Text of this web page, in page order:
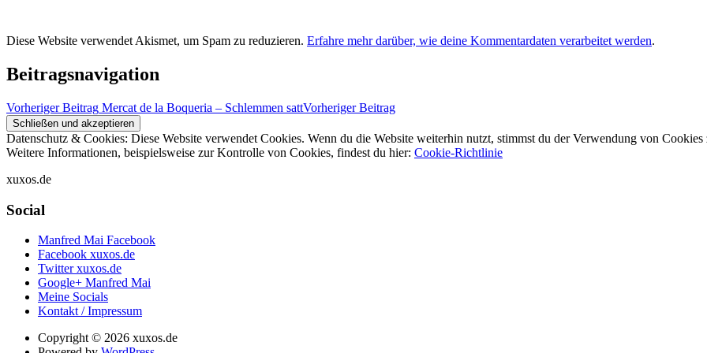
Diese Website verwendet Akismet, um Spam zu reduzieren. Erfahre mehr darüber, wie deine Kommentardaten verarbeitet werden.
Beitragsnavigation
Vorheriger Beitrag Mercat de la Boqueria – Schlemmen sattVorheriger Beitrag
Datenschutz & Cookies: Diese Website verwendet Cookies. Wenn du die Website weiterhin nutzt, stimmst du der Verwendung von Cookies
Weitere Informationen, beispielsweise zur Kontrolle von Cookies, findest du hier: Cookie-Richtlinie
xuxos.de
Social
Manfred Mai Facebook
Facebook xuxos.de
Twitter xuxos.de
Google+ Manfred Mai
Meine Socials
Kontakt / Impressum
Copyright © 2026 xuxos.de